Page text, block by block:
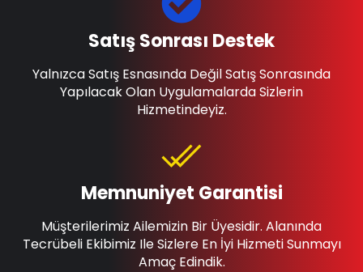
Memnuniyet Garantisi
Müşterilerimiz Ailemizin Bir Üyesidir. Alanında
Tecrübeli Ekibimiz Ile Sizlere En İyi Hizmeti Sunmayı
Amaç Edindik.
Satış Sonrası Destek
Yalnızca Satış Esnasında Değil Satış Sonrasında
Yapılacak Olan Uygulamalarda Sizlerin
Hizmetindeyiz.